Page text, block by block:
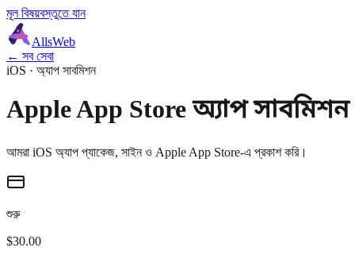
মূল বিষয়বস্তুতে যান
AllsWeb
← সব সেবা
iOS · অ্যাপ সাবমিশন
Apple App Store অ্যাপ সাবমিশন
আমরা iOS অ্যাপ প্যাকেজ, সাইন ও Apple App Store-এ প্রকাশ করি।
শুরু
$30.00